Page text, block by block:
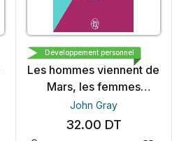
J'AI LU
Les hommes viennent de
Mars, les femmes
viennent de Vénus
John Gray
32.00 DT
Développement personnel